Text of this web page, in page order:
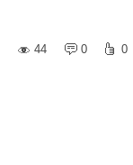
44
0 0